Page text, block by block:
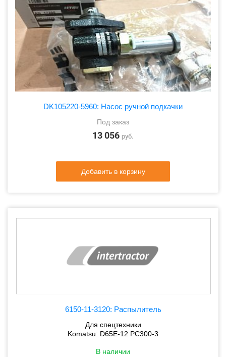
DK105220-5960: Насос ручной подкачки
Под заказ
13 056 руб.
Добавить в корзину
6150-11-3120: Распылитель
Для спецтехники
Komatsu: D65E-12 PC300-3
В наличии